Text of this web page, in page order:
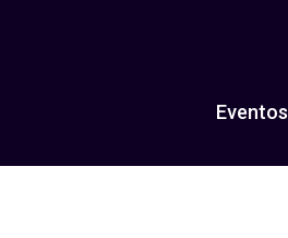
Eventos